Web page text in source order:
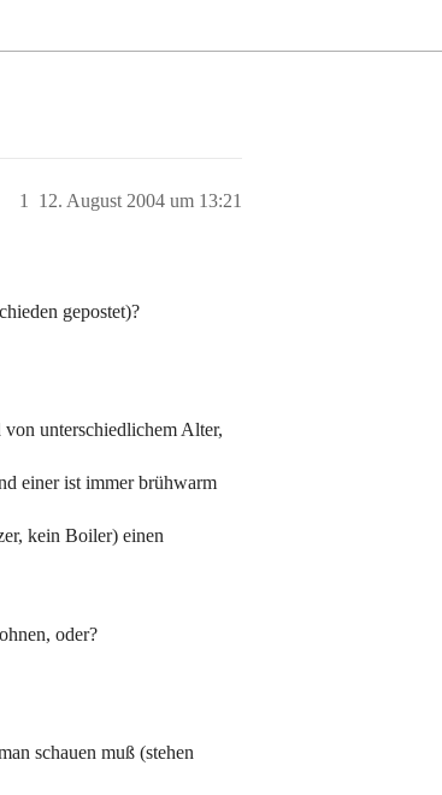
12. August 2004 um 13:21
1
gepostet)?
unterschiedlichem Alter,
einer ist immer brühwarm
kein Boiler) einen
oder?
schauen muß (stehen